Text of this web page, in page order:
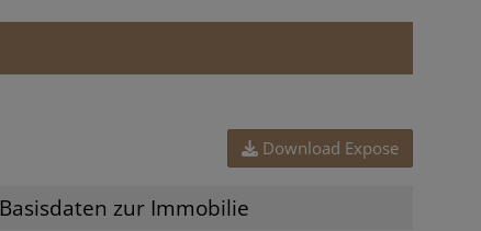
Download Expose
Basisdaten zur Immobilie